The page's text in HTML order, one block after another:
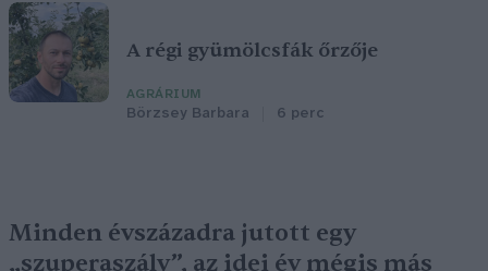
A régi gyümölcsfák őrzője
AGRÁRIUM
Börzsey Barbara 6 perc
Minden évszázadra jutott egy
„szuperaszály”, az idei év mégis más